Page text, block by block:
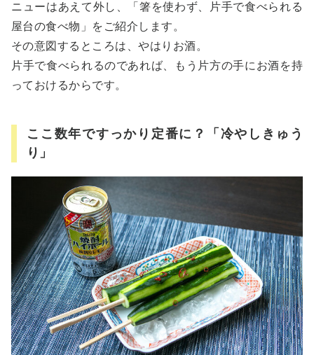
ニューはあえて外し、「箸を使わず、片手で食べられる
屋台の食べ物」をご紹介します。
その意図するところは、やはりお酒。
片手で食べられるのであれば、もう片方の手にお酒を持
っておけるからです。
ここ数年ですっかり定番に？「冷やしきゅう
り」